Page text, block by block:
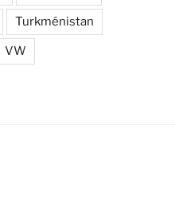
Turkménistan
VW